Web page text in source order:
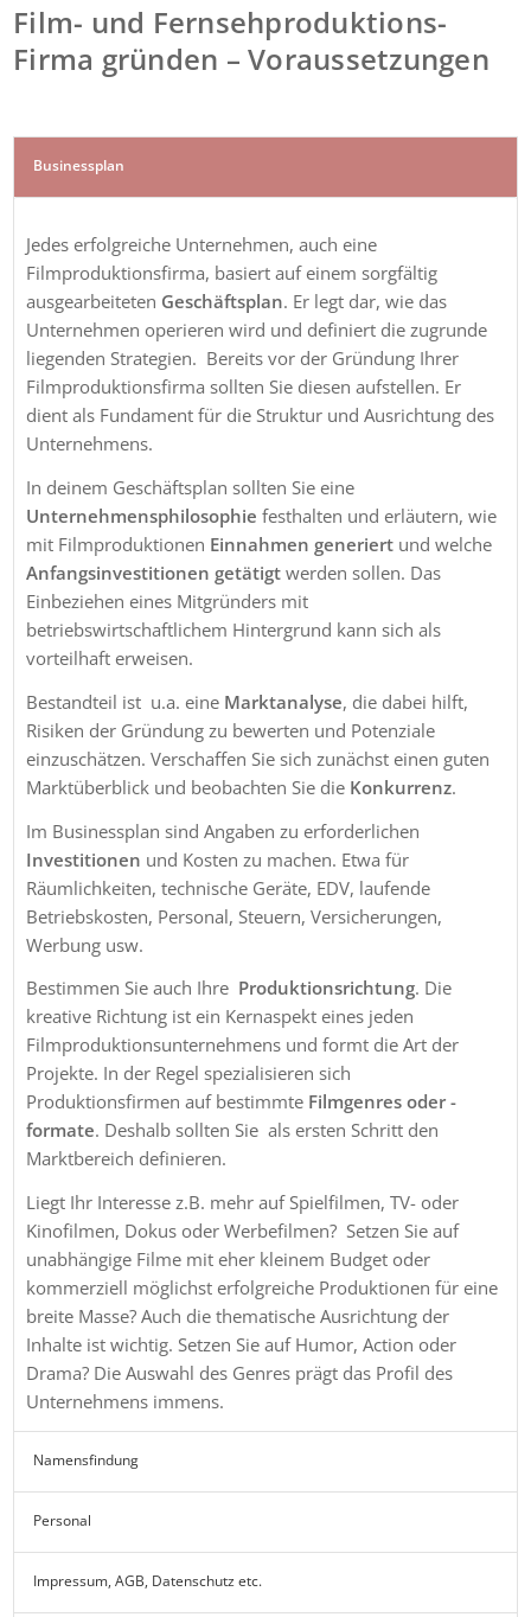
Film- und Fernsehproduktions-
Firma gründen – Voraussetzungen
Businessplan
Jedes erfolgreiche Unternehmen, auch eine
Filmproduktionsfirma, basiert auf einem sorgfältig
ausgearbeiteten Geschäftsplan. Er legt dar, wie das
Unternehmen operieren wird und definiert die zugrunde
liegenden Strategien. Bereits vor der Gründung Ihrer
Filmproduktionsfirma sollten Sie diesen aufstellen. Er
dient als Fundament für die Struktur und Ausrichtung des
Unternehmens.
In deinem Geschäftsplan sollten Sie eine
Unternehmensphilosophie festhalten und erläutern, wie
mit Filmproduktionen Einnahmen generiert und welche
Anfangsinvestitionen getätigt werden sollen. Das
Einbeziehen eines Mitgründers mit
betriebswirtschaftlichem Hintergrund kann sich als
vorteilhaft erweisen.
Bestandteil ist u.a. eine Marktanalyse, die dabei hilft,
Risiken der Gründung zu bewerten und Potenziale
einzuschätzen. Verschaffen Sie sich zunächst einen guten
Marktüberblick und beobachten Sie die Konkurrenz.
Im Businessplan sind Angaben zu erforderlichen
Investitionen und Kosten zu machen. Etwa für
Räumlichkeiten, technische Geräte, EDV, laufende
Betriebskosten, Personal, Steuern, Versicherungen,
Werbung usw.
Bestimmen Sie auch Ihre Produktionsrichtung. Die
kreative Richtung ist ein Kernaspekt eines jeden
Filmproduktionsunternehmens und formt die Art der
Projekte. In der Regel spezialisieren sich
Produktionsfirmen auf bestimmte Filmgenres oder -
formate. Deshalb sollten Sie als ersten Schritt den
Marktbereich definieren.
Liegt Ihr Interesse z.B. mehr auf Spielfilmen, TV- oder
Kinofilmen, Dokus oder Werbefilmen? Setzen Sie auf
unabhängige Filme mit eher kleinem Budget oder
kommerziell möglichst erfolgreiche Produktionen für eine
breite Masse? Auch die thematische Ausrichtung der
Inhalte ist wichtig. Setzen Sie auf Humor, Action oder
Drama? Die Auswahl des Genres prägt das Profil des
Unternehmens immens.
Namensfindung
Personal
Impressum, AGB, Datenschutz etc.